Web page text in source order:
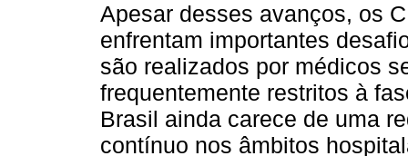
Apesar desses avanços, os
enfrentam importantes
são realizados por médicos
frequentemente restritos à
Brasil ainda carece de uma
contínuo nos âmbitos